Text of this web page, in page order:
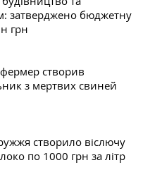
затверджено бюджетну
грн
створив
з мертвих свиней
створило віслючу
по 1000 грн за літр